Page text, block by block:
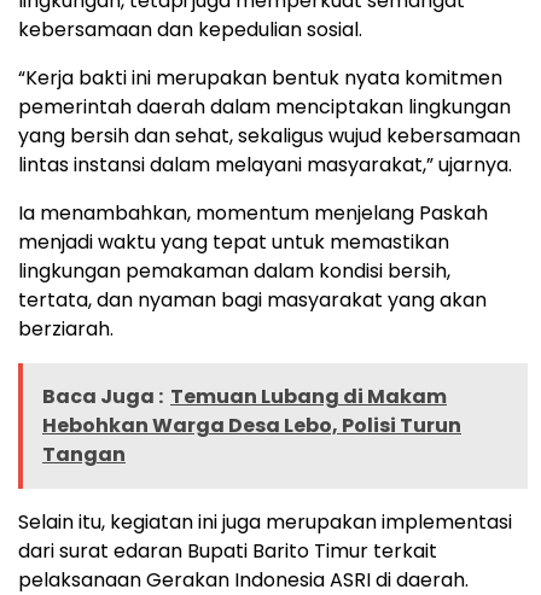
kebersamaan dan kepedulian sosial.
“Kerja bakti ini merupakan bentuk nyata komitmen
pemerintah daerah dalam menciptakan lingkungan
yang bersih dan sehat, sekaligus wujud kebersamaan
lintas instansi dalam melayani masyarakat,” ujarnya.
Ia menambahkan, momentum menjelang Paskah
menjadi waktu yang tepat untuk memastikan
lingkungan pemakaman dalam kondisi bersih,
tertata, dan nyaman bagi masyarakat yang akan
berziarah.
Baca Juga : Temuan Lubang di Makam
Hebohkan Warga Desa Lebo, Polisi Turun
Tangan
Selain itu, kegiatan ini juga merupakan implementasi
dari surat edaran Bupati Barito Timur terkait
pelaksanaan Gerakan Indonesia ASRI di daerah.